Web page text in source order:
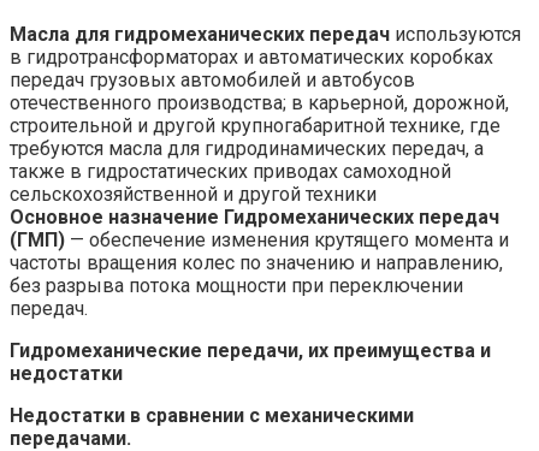
Масла для гидромеханических передач используются
в гидротрансформаторах и автоматических коробках
передач грузовых автомобилей и автобусов
отечественного производства; в карьерной, дорожной,
строительной и другой крупногабаритной технике, где
требуются масла для гидродинамических передач, а
также в гидростатических приводах самоходной
сельскохозяйственной и другой техники
Основное назначение Гидромеханических передач
(ГМП) — обеспечение изменения крутящего момента и
частоты вращения колес по значению и направлению,
без разрыва потока мощности при переключении
передач.
Гидромеханические передачи, их преимущества и
недостатки
Недостатки в сравнении с механическими
передачами.